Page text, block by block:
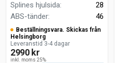
Splines hjulsida:
28
ABS-tänder: 46
Beställningsvara. Skickas från
Helsingborg
Leveranstid 3-4 dagar
2990 kr
inkl. moms 25%